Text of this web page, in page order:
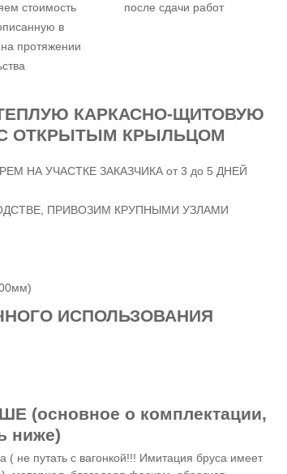
стоимость
в
протяжении
после сдачи работ
КАРКАСНО-ЩИТОВУЮ
С ОТКРЫТЫМ КРЫЛЬЦОМ
НА УЧАСТКЕ ЗАКАЗЧИКА от 3 до 5 ДНЕЙ
ПРИВОЗИМ КРУПНЫМИ УЗЛАМИ
ИСПОЛЬЗОВАНИЯ
о комплектации,
ниже)
не путать с вагонкой!!! Имитация бруса имеет